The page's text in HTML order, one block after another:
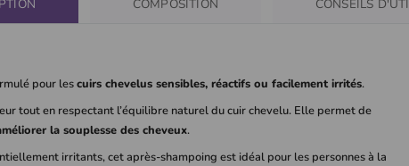
COMPOSITION CONSEILS
pour lescuirs chevelus sensibles, réactifs ou facilement irrités.
tout en respectant l’équilibre naturel du cuir chevelu. Elle permet de
la souplesse des cheveux.
irritants, cet après-shampoing est idéal pour les personnes à la